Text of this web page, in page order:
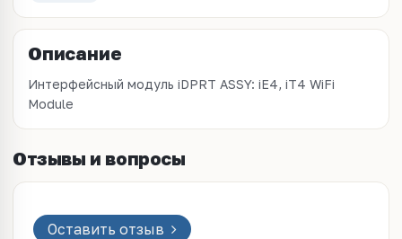
Описание
Интерфейсный модуль iDPRT ASSY: iE4, iT4 WiFi
Module
Отзывы и вопросы
Оставить отзыв